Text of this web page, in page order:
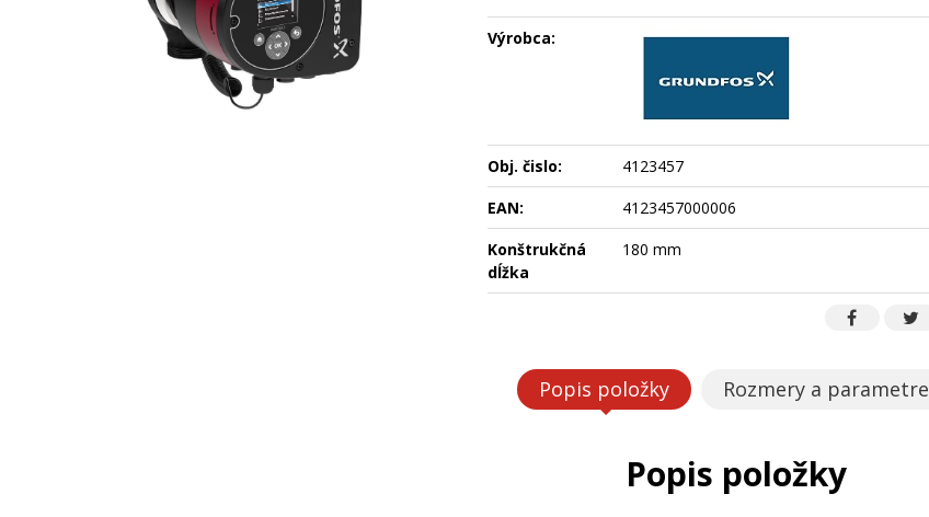
Výrobca:
Obj. čislo:
4123457
EAN:
4123457000006
Konštrukčná
dĺžka
180 mm
Popis položky Rozmery a parametre
Popis položky